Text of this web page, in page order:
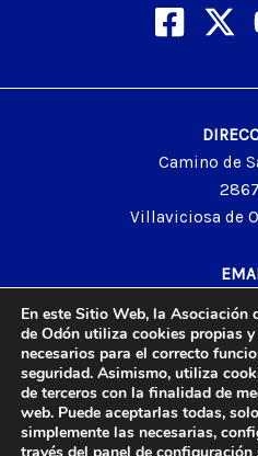
Camino de
Villaviciosa de
916
© 2024 Agrupación
En este Sitio Web, la Asociación
de Odón utiliza cookies propias
necesarios para el correcto
seguridad. Asimismo, utiliza
de terceros con la finalidad de
web. Puede aceptarlas todas,
simplemente las necesarias,